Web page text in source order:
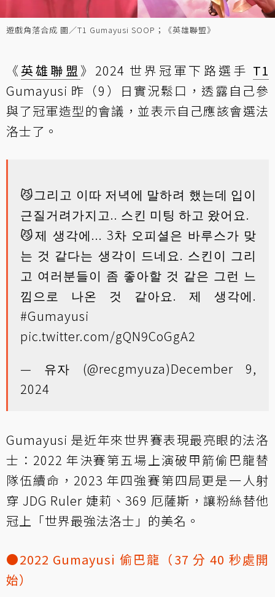
遊戲角落合成 圖／T1 Gumayusi SOOP；《英雄聯盟》
《英雄聯盟 》2024 世界冠軍下路選手 T1
Gumayusi 昨（9）日實況鬆口，透露自己參
與了冠軍造型的會議，並表示自己應該會選法
洛士了。
😼그리고 이따 저녁에 말하려 했는데 입이
근질거려가지고.. 스킨 미팅 하고 왔어요.
😼제 생각에... 3차 오피셜은 바루스가 맞
는 것 같다는 생각이 드네요. 스킨이 그리
고 여러분들이 좀 좋아할 것 같은 그런 느
낌으로 나온 것 같아요. 제 생각에.
#Gumayusi
pic.twitter.com/gQN9CoGgA2
— 유자 (@recgmyuza)December 9,
2024
Gumayusi 是近年來世界賽表現最亮眼的法洛
士：2022 年決賽第五場上演破甲箭偷巴龍替
隊伍續命，2023 年四強賽第四局更是一人射
穿 JDG Ruler 婕莉、369 厄薩斯，讓粉絲替他
冠上「世界最強法洛士」的美名。
●2022 Gumayusi 偷巴龍（37 分 40 秒處開
始）